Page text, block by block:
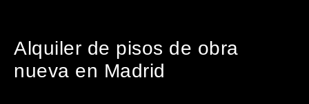
Alquiler de pisos de obra
nueva en Madrid